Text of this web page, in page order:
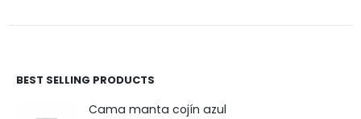
BEST SELLING PRODUCTS
Cama manta cojín azul